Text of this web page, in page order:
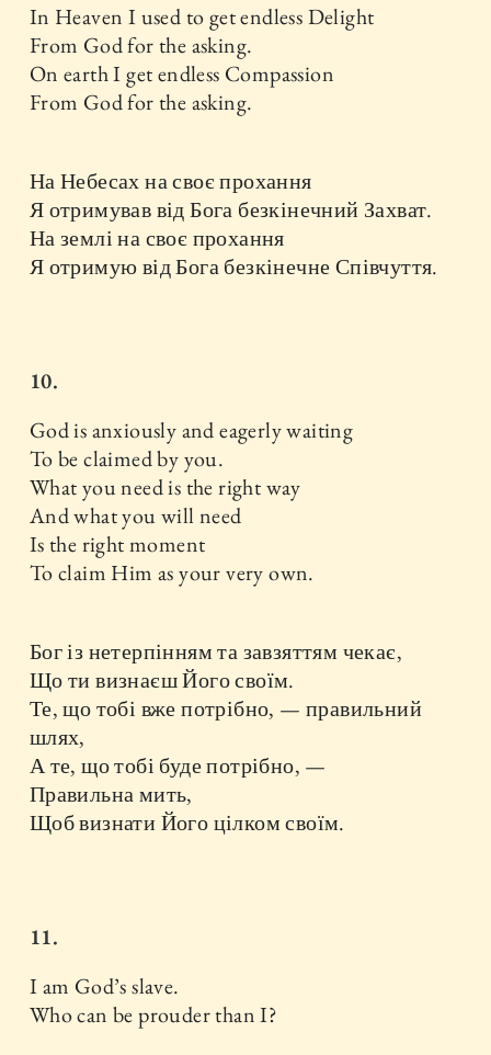
In Heaven I used to get endless Delight
From God for the asking.
On earth I get endless Compassion
From God for the asking.
На Небесах на своє прохання
Я отримував від Бога безкінечний Захват.
На землі на своє прохання
Я отримую від Бога безкінечне Співчуття.
10.
God is anxiously and eagerly waiting
To be claimed by you.
What you need is the right way
And what you will need
Is the right moment
To claim Him as your very own.
Бог із нетерпінням та завзяттям чекає,
Що ти визнаєш Його своїм.
Те, що тобі вже потрібно, — правильний
шлях,
А те, що тобі буде потрібно, —
Правильна мить,
Щоб визнати Його цілком своїм.
11.
I am God’s slave.
Who can be prouder than I?